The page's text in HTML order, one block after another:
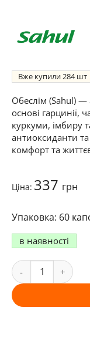
Вже купили284
Обеслім (Sahul)
основі гарцинії,
куркуми, імбиру
антиоксиданти
комфорт та
Ціна: 337 грн
60
в наявності